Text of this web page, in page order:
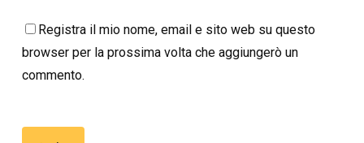
Registra il mio nome, email e sito web su questo
browser per la prossima volta che aggiungerò un
commento.